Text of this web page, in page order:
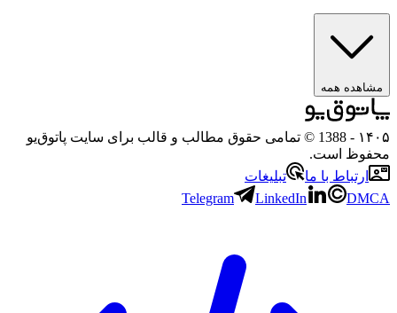
مشاهده همه
۱۴۰۵
- 1388 © تمامی حقوق مطالب و قالب برای سایت پاتوق‌یو
محفوظ است.
ارتباط با ما
تبلیغات
Telegram
LinkedIn DMCA